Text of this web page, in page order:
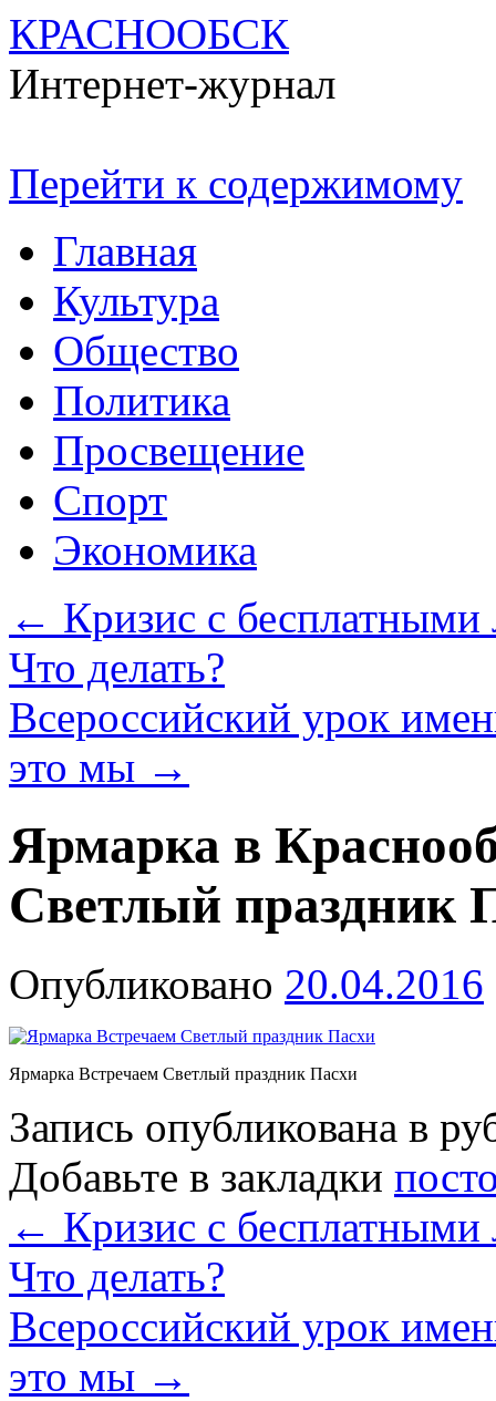
КРАСНООБСК
Интернет-журнал
Перейти к содержимому
Главная
Культура
Общество
Политика
Просвещение
Спорт
Экономика
← Кризис с бесплатными
Что делать?
Всероссийский урок
это мы →
Ярмарка в
Светлый праздник
Опубликовано 20.04.2016
Ярмарка Встречаем Светлый праздник Пасхи
Запись опубликована в
Добавьте в закладки
← Кризис с бесплатными
Что делать?
Всероссийский урок
это мы →